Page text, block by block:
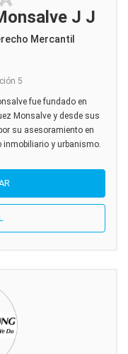
J J
Mercantil
5
fue fundado en
Monsalve y desde sus
su asesoramiento en
inmobiliario y urbanismo.